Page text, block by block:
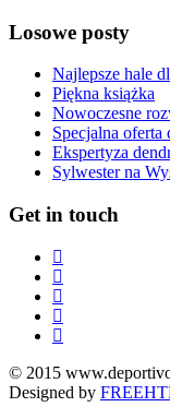
Losowe posty
Najlepsze hale
Piękna książka
Nowoczesne
Specjalna oferta
Ekspertyza
Sylwester na
Get in touch
© 2015
Designed by